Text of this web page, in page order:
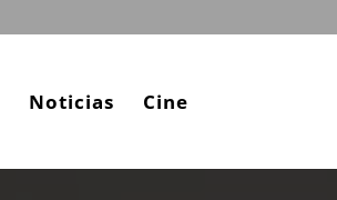
Noticias Cine